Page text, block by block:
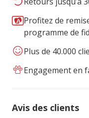
Profitez de
programme de
Plus de 40.000
Engagement en
Avis des clients